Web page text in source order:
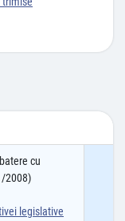
cu
2008)
legislative